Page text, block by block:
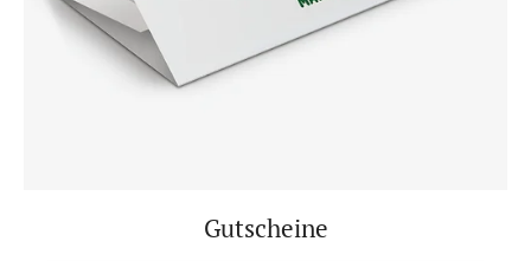
Gutscheine